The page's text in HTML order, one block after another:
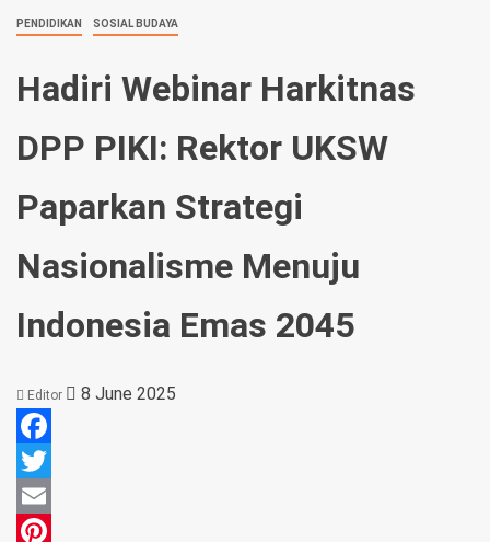
PENDIDIKAN SOSIAL BUDAYA
Hadiri Webinar Harkitnas
DPP PIKI: Rektor UKSW
Paparkan Strategi
Nasionalisme Menuju
Indonesia Emas 2045
Editor 8 June 2025
Facebook
Twitter
Email